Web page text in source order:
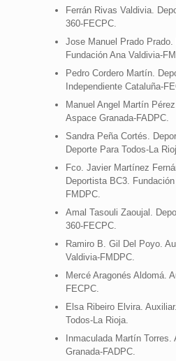
Ferrán Rivas Valdivia.
360-FECPC.
Jose Manuel Prado
Fundación Ana Valdivia-
Pedro Cordero Martín.
Independiente Cataluña-
Manuel Angel Martín
Aspace Granada-FADPC.
Sandra Peña Cortés.
Deporte Para Todos-La
Fco. Javier Martínez
Deportista BC3.
FMDPC.
Amal Tasouli Zaoujal.
360-FECPC.
Ramiro B. Gil Del Poyo.
Valdivia-FMDPC.
Mercé Aragonés Aldomá.
FECPC.
Elsa Ribeiro Elvira.
Todos-La Rioja.
Inmaculada Martín Torres.
Granada-FADPC.